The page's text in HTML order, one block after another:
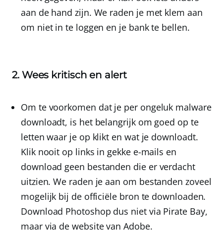
aan de hand zijn. We raden je met klem aan
om niet in te loggen en je bank te bellen.
2. Wees kritisch en alert
Om te voorkomen dat je per ongeluk malware
downloadt, is het belangrijk om goed op te
letten waar je op klikt en wat je downloadt.
Klik nooit op links in gekke e-mails en
download geen bestanden die er verdacht
uitzien. We raden je aan om bestanden zoveel
mogelijk bij de officiële bron te downloaden.
Download Photoshop dus niet via Pirate Bay,
maar via de website van Adobe.